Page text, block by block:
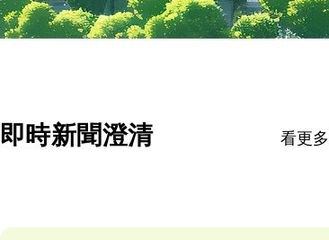
即時新聞澄清 看更多